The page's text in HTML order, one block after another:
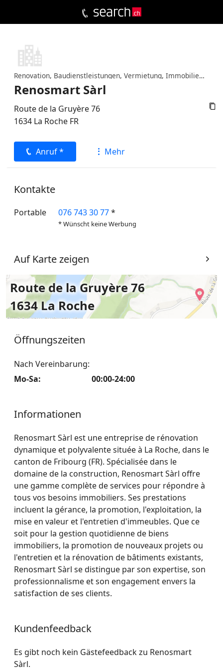
Renovation, Baudienstleistungen, Vermietung, Immobilienverwaltung
Renosmart Sàrl

Route de la Gruyère 76
1634 La Roche FR
Anruf * Mehr
Kontakte
Portable 076 743 30 77*
* Wünscht keine Werbung
Auf Karte zeigen
Route de la Gruyère 76
1634 La Roche
Öffnungszeiten
Nach Vereinbarung:
Mo-Sa: 00:00-24:00
Informationen
Renosmart Sàrl est une entreprise de rénovation
dynamique et polyvalente située à La Roche, dans le
canton de Fribourg (FR). Spécialisée dans le
domaine de la construction, Renosmart Sàrl offre
une gamme complète de services pour répondre à
tous vos besoins immobiliers. Ses prestations
incluent la gérance, la promotion, l'exploitation, la
mise en valeur et l'entretien d'immeubles. Que ce
soit pour la gestion quotidienne de biens
immobiliers, la promotion de nouveaux projets ou
l'entretien et la rénovation de bâtiments existants,
Renosmart Sàrl se distingue par son expertise, son
professionnalisme et son engagement envers la
satisfaction de ses clients.
Kundenfeedback
Es gibt noch kein Gästefeedback zu Renosmart
Sàrl.